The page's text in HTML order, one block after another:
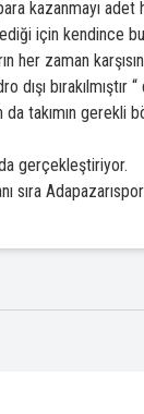
kazanmayı
için kendince
her zaman
bırakılmıştır “
takımın gerekli
da gerçekleştiriyor.
sıra